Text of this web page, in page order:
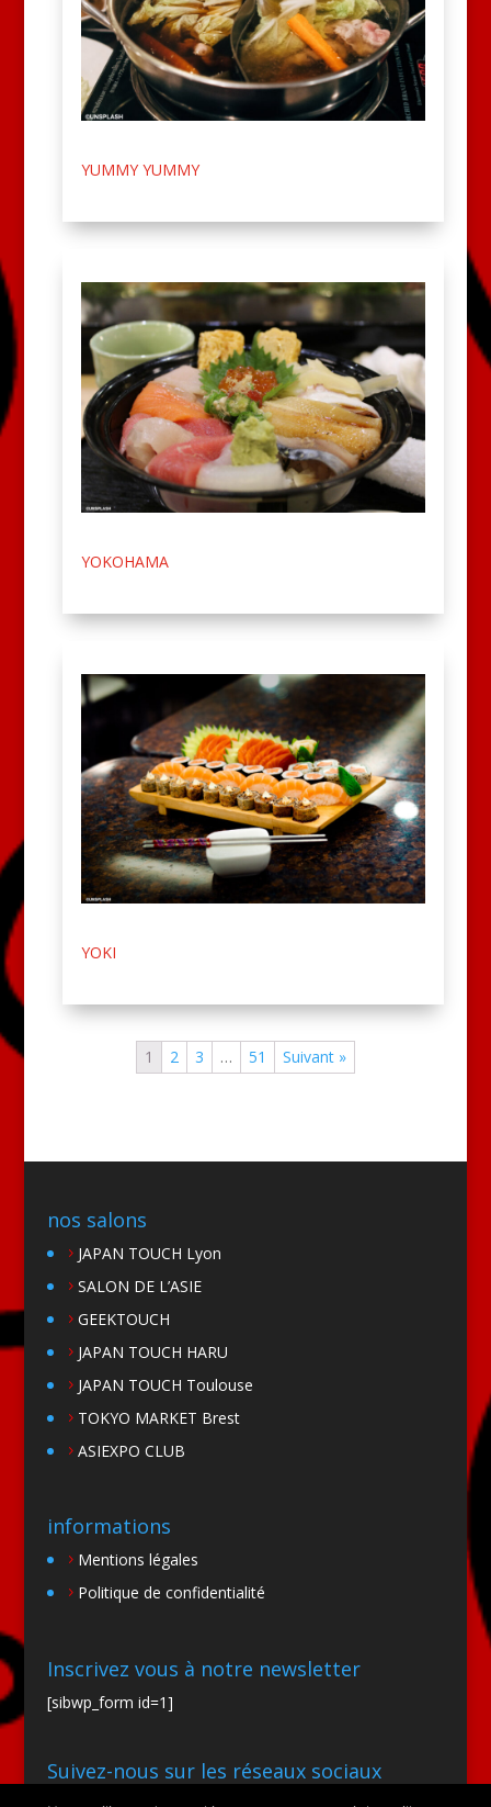
YUMMY YUMMY
YOKOHAMA
YOKI
1 2 3 … 51 Suivant »
nos salons
JAPAN TOUCH Lyon
SALON DE L’ASIE
GEEKTOUCH
JAPAN TOUCH HARU
JAPAN TOUCH Toulouse
TOKYO MARKET Brest
ASIEXPO CLUB
informations
Mentions légales
Politique de confidentialité
Inscrivez vous à notre newsletter
[sibwp_form id=1]
Suivez-nous sur les réseaux sociaux